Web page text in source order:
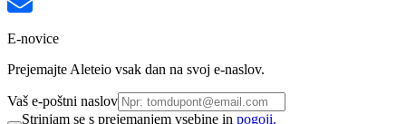
E-novice
Prejemajte Aleteio vsak dan na svoj e-naslov.
Vaš e-poštni naslov
Strinjam se s prejemanjem vsebine in pogoji.